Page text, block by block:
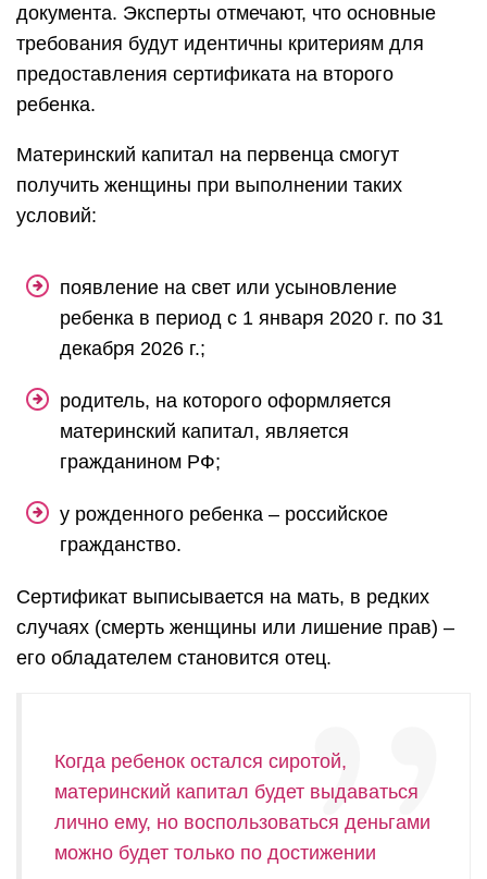
документа. Эксперты отмечают, что основные
требования будут идентичны критериям для
предоставления сертификата на второго
ребенка.
Материнский капитал на первенца смогут
получить женщины при выполнении таких
условий:
появление на свет или усыновление
ребенка в период с 1 января 2020 г. по 31
декабря 2026 г.;
родитель, на которого оформляется
материнский капитал, является
гражданином РФ;
у рожденного ребенка – российское
гражданство.
Сертификат выписывается на мать, в редких
случаях (смерть женщины или лишение прав) –
его обладателем становится отец.
Когда ребенок остался сиротой,
материнский капитал будет выдаваться
лично ему, но воспользоваться деньгами
можно будет только по достижении